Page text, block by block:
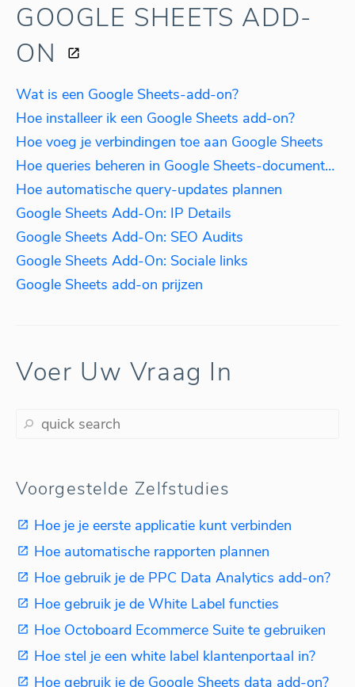
GOOGLE SHEETS ADD-
ON
Wat is een Google Sheets-add-on?
Hoe installeer ik een Google Sheets add-on?
Hoe voeg je verbindingen toe aan Google Sheets
Hoe queries beheren in Google Sheets-documenten
Hoe automatische query-updates plannen
Google Sheets Add-On: IP Details
Google Sheets Add-On: SEO Audits
Google Sheets Add-On: Sociale links
Google Sheets add-on prijzen
Voer Uw Vraag In
Voorgestelde Zelfstudies
Hoe je je eerste applicatie kunt verbinden
Hoe automatische rapporten plannen
Hoe gebruik je de PPC Data Analytics add-on?
Hoe gebruik je de White Label functies
Hoe Octoboard Ecommerce Suite te gebruiken
Hoe stel je een white label klantenportaal in?
Hoe gebruik je de Google Sheets data add-on?